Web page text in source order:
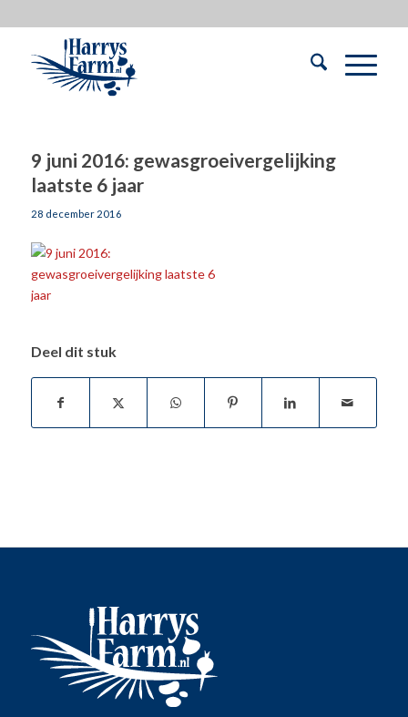
9 juni 2016: gewasgroeivergelijking
laatste 6 jaar
28 december 2016
Deel dit stuk